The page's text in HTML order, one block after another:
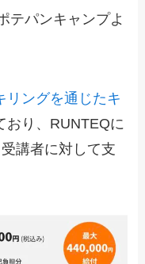
テパンキャンプよ
リングを通じたキ
おり、RUNTEQに
講者に対して支